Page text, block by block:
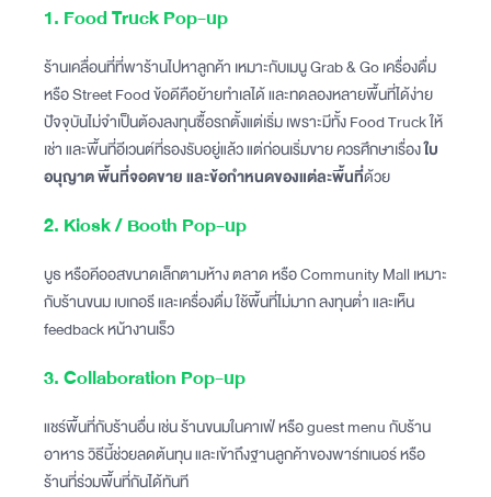
1. Food Truck Pop-up
ร้านเคลื่อนที่ที่พาร้านไปหาลูกค้า เหมาะกับเมนู Grab & Go เครื่องดื่ม
หรือ Street Food ข้อดีคือย้ายทำเลได้ และทดลองหลายพื้นที่ได้ง่าย
ปัจจุบันไม่จำเป็นต้องลงทุนซื้อรถตั้งแต่เริ่ม เพราะมีทั้ง Food Truck ให้
เช่า และพื้นที่อีเวนต์ที่รองรับอยู่แล้ว แต่ก่อนเริ่มขาย ควรศึกษาเรื่องใบ
อนุญาต พื้นที่จอดขาย และข้อกำหนดของแต่ละพื้นที่ด้วย
2. Kiosk / Booth Pop-up
บูธ หรือคีออสขนาดเล็กตามห้าง ตลาด หรือ Community Mall เหมาะ
กับร้านขนม เบเกอรี และเครื่องดื่ม ใช้พื้นที่ไม่มาก ลงทุนต่ำ และเห็น
feedback หน้างานเร็ว
3. Collaboration Pop-up
แชร์พื้นที่กับร้านอื่น เช่น ร้านขนมในคาเฟ่ หรือ guest menu กับร้าน
อาหาร วิธีนี้ช่วยลดต้นทุน และเข้าถึงฐานลูกค้าของพาร์ทเนอร์ หรือ
ร้านที่ร่วมพื้นที่กันได้ทันที